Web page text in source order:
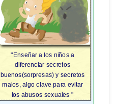
"Enseñar a los niños a
diferenciar secretos
buenos(sorpresas) y secretos
malos, algo clave para evitar
los abusos sexuales "